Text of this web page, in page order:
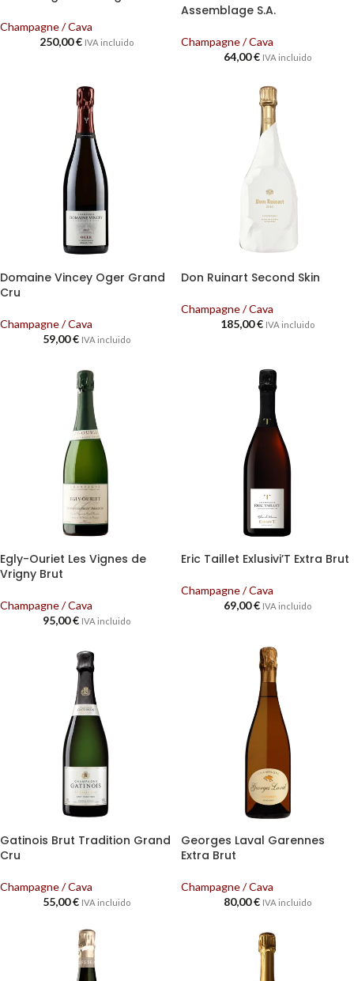
Champagne / Cava
250,00€ IVA incluido
Assemblage S.A.
Champagne / Cava
64,00€ IVA incluido
Domaine Vincey Oger Grand
Cru
Champagne / Cava
59,00€ IVA incluido
Don Ruinart Second Skin
Champagne / Cava
185,00€ IVA incluido
Egly-Ouriet Les Vignes de
Vrigny Brut
Champagne / Cava
95,00€ IVA incluido
Eric Taillet Exlusivi’T Extra Brut
Champagne / Cava
69,00€ IVA incluido
Gatinois Brut Tradition Grand
Cru
Champagne / Cava
55,00€ IVA incluido
Georges Laval Garennes
Extra Brut
Champagne / Cava
80,00€ IVA incluido